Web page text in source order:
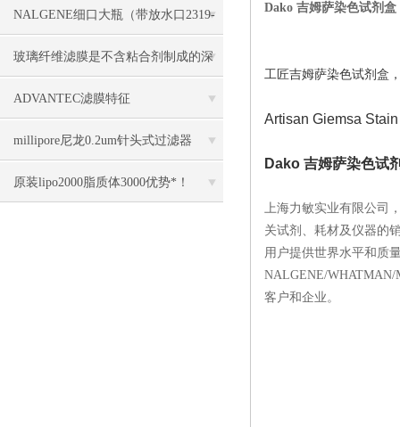
意事项说明
NALGENE细口大瓶（带放水口2319-
0020/2319-0050
玻璃纤维滤膜是不含粘合剂制成的深
度滤膜
ADVANTEC滤膜特征
millipore尼龙0.2um针头式过滤器
SLGN033NB几大特点
原装lipo2000脂质体3000优势*！
Dako 吉姆萨染色试剂盒
工匠吉姆萨染色试剂盒
Artisan Giemsa
Dako 吉姆萨染色试
上海力敏实业有限公司
关试剂、耗材及仪器的
用户提供世界水平和质
NALGENE/
客户和企业。